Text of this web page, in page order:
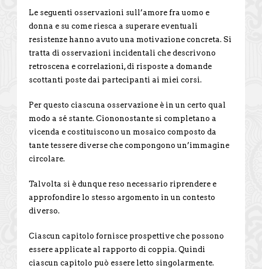
Le seguenti osservazioni sull’amore fra uomo e
donna e su come riesca a superare eventuali
resistenze hanno avuto una motivazione concreta. Si
tratta di osservazioni incidentali che descrivono
retroscena e correlazioni, di risposte a domande
scottanti poste dai partecipanti ai miei corsi.
Per questo ciascuna osservazione è in un certo qual
modo a sé stante. Ciononostante si completano a
vicenda e costituiscono un mosaico composto da
tante tessere diverse che compongono un’immagine
circolare.
Talvolta si è dunque reso necessario riprendere e
approfondire lo stesso argomento in un contesto
diverso.
Ciascun capitolo fornisce prospettive che possono
essere applicate al rapporto di coppia. Quindi
ciascun capitolo può essere letto singolarmente.